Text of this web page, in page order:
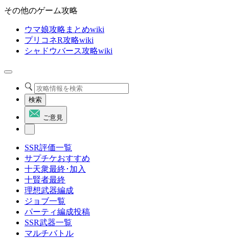
その他のゲーム攻略
ウマ娘攻略まとめwiki
プリコネR攻略wiki
シャドウバース攻略wiki
検索
ご意見
SSR評価一覧
サプチケおすすめ
十天衆最終･加入
十賢者最終
理想武器編成
ジョブ一覧
パーティ編成投稿
SSR武器一覧
マルチバトル